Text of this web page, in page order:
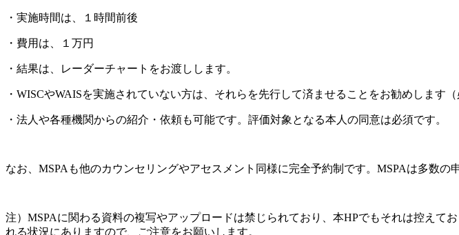
・実施時間は、１時間前後
・費用は、１万円
・結果は、レーダーチャートをお渡しします。
・WISCやWAISを実施されていない方は、それらを先行して済ませることをお勧めします
・法人や各種機関からの紹介・依頼も可能です。評価対象となる本人の同意は必須です。
なお、MSPAも他のカウンセリングやアセスメント同様に完全予約制です。MSPAは多数
注）MSPAに関わる資料の複写やアップロードは禁じられており、本HPでもそれは控え
れる状況にありますので、ご注意をお願いします。